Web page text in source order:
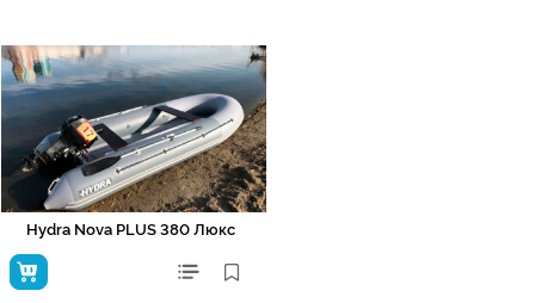
Hydra Nova PLUS 380 Люкс